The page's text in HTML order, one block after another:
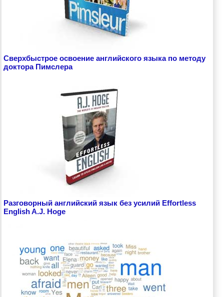
Сверхбыстрое освоение английского языка по методу
доктора Пимслера
Разговорный английский язык без усилий Effortless
English A.J. Hoge